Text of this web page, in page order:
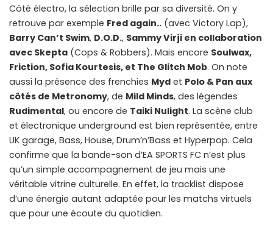
Côté électro, la sélection brille par sa diversité. On y
retrouve par exemple Fred again.. (avec Victory Lap),
Barry Can’t Swim, D.O.D., Sammy Virji en collaboration
avec Skepta (Cops & Robbers). Mais encore Soulwax,
Friction, Sofia Kourtesis, et The Glitch Mob. On note
aussi la présence des frenchies Myd et Polo & Pan aux
côtés de Metronomy, de Mild Minds, des légendes
Rudimental, ou encore de Taiki Nulight. La scène club
et électronique underground est bien représentée, entre
UK garage, Bass, House, Drum’n’Bass et Hyperpop. Cela
confirme que la bande-son d’EA SPORTS FC n’est plus
qu’un simple accompagnement de jeu mais une
véritable vitrine culturelle. En effet, la tracklist dispose
d’une énergie autant adaptée pour les matchs virtuels
que pour une écoute du quotidien.